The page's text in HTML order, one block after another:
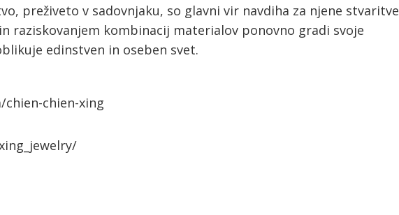
preživeto v sadovnjaku, so glavni vir navdiha za njene
raziskovanjem kombinacij materialov ponovno gradi svoje
edinstven in oseben svet.
chien-xing